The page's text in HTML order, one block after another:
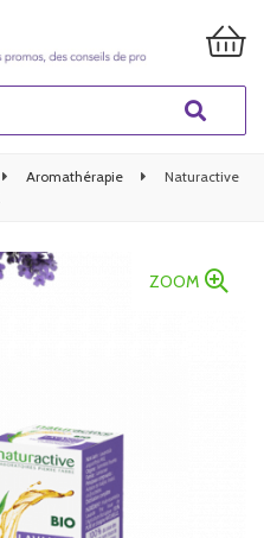
Aromathérapie
Naturactive
ZOOM